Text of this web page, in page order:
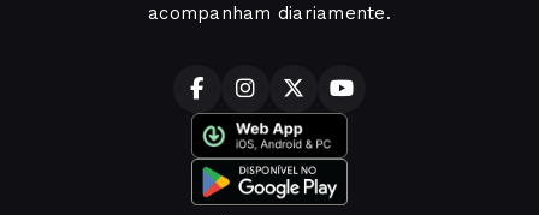
acompanham diariamente.